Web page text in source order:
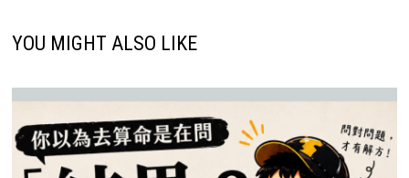
YOU MIGHT ALSO LIKE